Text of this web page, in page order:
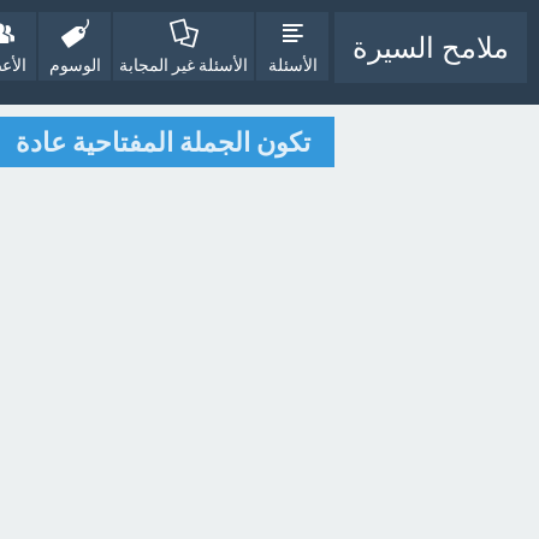
ملامح السيرة
الأسئلة الأسئلة غير المجابة الوسوم
تكون الجملة المفتاحية عادة